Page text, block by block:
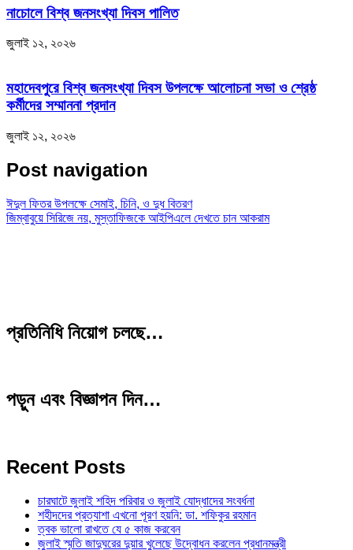
নাচোলে বিশ্ব জনসংখ্যা দিবস পালিত
জুলাই ১২, ২০২৬
মহাদেবপুরে বিশ্ব জনসংখ্যা দিবস উপলক্ষে আলোচনা সভা ও শ্রেষ্ঠ
কর্মীদের সম্মাননা প্রদান
জুলাই ১২, ২০২৬
Post navigation
ঈদুল ফিতর উপলক্ষে সেমাই, চিনি, ও দুধ বিতরণ
জিম্বাবুয়ে সিরিজে নয়, মুস্তাফিজকে আইপিএলে দেখতে চান আকরাম
প্রতিনিধি নিয়োগ চলছে…
পড়ুন এবং বিজ্ঞাপন দিন…
Recent Posts
চারঘাটে জুলাই শহিদ পরিবার ও জুলাই যোদ্ধাদের সংবর্ধনা
শহীদদের প্রত্যাশা এখনো পূরণ হয়নি: ডা. শফিকুর রহমান
ত্বক ভালো রাখতে যে ৫ কাজ করবেন
জুলাই স্মৃতি জাদুঘরের দুয়ার খুলেছে উদ্বোধন করলেন প্রধানমন্ত্রী